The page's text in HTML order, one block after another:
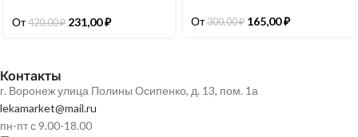
От420,00₽ 231,00₽ От300,00₽ 165,00₽
Контакты
г. Воронеж улица Полины Осипенко, д. 13, пом. 1а
lekamarket@mail.ru
пн-пт с 9.00-18.00